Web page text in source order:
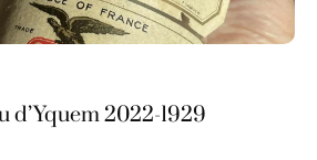
d’Yquem 2022-1929